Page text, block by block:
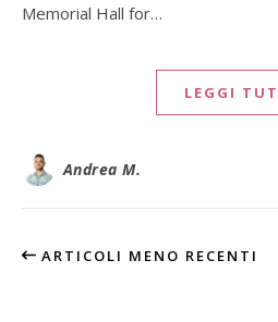
Memorial Hall for…
LEGGI
Andrea M.
ARTICOLI MENO RECENTI